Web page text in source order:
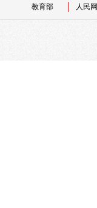
教育部 人民网